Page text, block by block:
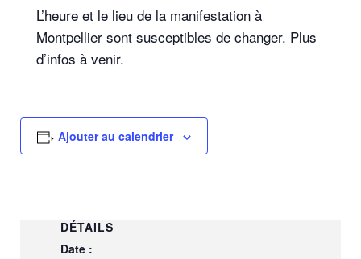
L’heure et le lieu de la manifestation à
Montpellier sont susceptibles de changer. Plus
d’infos à venir.
Ajouter au calendrier
DÉTAILS
Date :